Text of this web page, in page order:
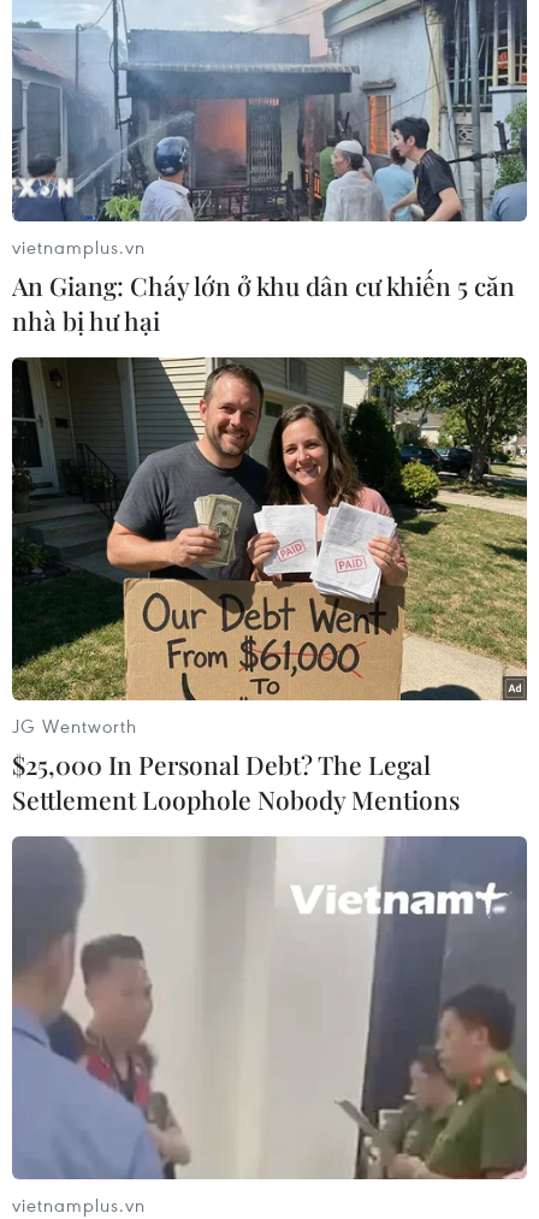
Nai đã có quyết định xử phạt hơn
160 cơ sở với tổng số tiền trên 6 tỷ
đồng; đình chỉ, yêu cầu tạm
ngừng hoạt động hơn 950 cơ sở.
(TTXVN/Vietnam+)
#Ủy ban Nhân dân tỉnh Đồng Nai
#Cơ sở chăn nuôi
#Tỉnh ủy Đồng Nai
#Chăn nuôi lợn
#Đàn lợn
Đồng Nai
Theo dõi VietnamPlus
TIN LIÊN QUAN
vietnamplus.vn
An Giang: Cháy lớn ở khu dân cư khiến 5 căn
nhà bị hư hại
JG Wentworth
$25,000 In Personal Debt? The Legal
Settlement Loophole Nobody Mentions
vietnamplus.vn